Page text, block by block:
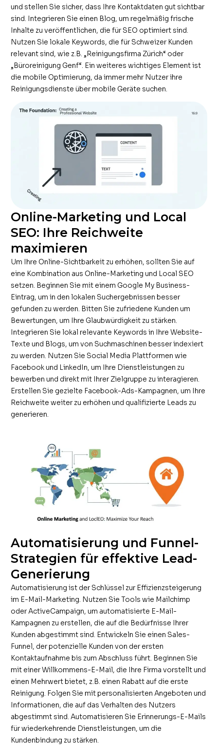
und stellen Sie sicher, dass Ihre Kontaktdaten gut sichtbar
sind. Integrieren Sie einen Blog, um regelmäßig frische
Inhalte zu veröffentlichen, die für SEO optimiert sind.
Nutzen Sie lokale Keywords, die für Schweizer Kunden
relevant sind, wie z.B. „Reinigungsfirma Zürich“ oder
„Büroreinigung Genf“. Ein weiteres wichtiges Element ist
die mobile Optimierung, da immer mehr Nutzer ihre
Reinigungsdienste über mobile Geräte suchen.
Online-Marketing und Local
SEO: Ihre Reichweite
maximieren
Um Ihre Online-Sichtbarkeit zu erhöhen, sollten Sie auf
eine Kombination aus Online-Marketing und Local SEO
setzen. Beginnen Sie mit einem Google My Business-
Eintrag, um in den lokalen Suchergebnissen besser
gefunden zu werden. Bitten Sie zufriedene Kunden um
Bewertungen, um Ihre Glaubwürdigkeit zu stärken.
Integrieren Sie lokal relevante Keywords in Ihre Website-
Texte und Blogs, um von Suchmaschinen besser indexiert
zu werden. Nutzen Sie Social Media Plattformen wie
Facebook und LinkedIn, um Ihre Dienstleistungen zu
bewerben und direkt mit Ihrer Zielgruppe zu interagieren.
Erstellen Sie gezielte Facebook-Ads-Kampagnen, um Ihre
Reichweite weiter zu erhöhen und qualifizierte Leads zu
generieren.
Automatisierung und Funnel-
Strategien für effektive Lead-
Generierung
Automatisierung ist der Schlüssel zur Effizienzsteigerung
im E-Mail-Marketing. Nutzen Sie Tools wie Mailchimp
oder ActiveCampaign, um automatisierte E-Mail-
Kampagnen zu erstellen, die auf die Bedürfnisse Ihrer
Kunden abgestimmt sind. Entwickeln Sie einen Sales-
Funnel, der potenzielle Kunden von der ersten
Kontaktaufnahme bis zum Abschluss führt. Beginnen Sie
mit einer Willkommens-E-Mail, die Ihre Firma vorstellt und
einen Mehrwert bietet, z.B. einen Rabatt auf die erste
Reinigung. Folgen Sie mit personalisierten Angeboten und
Informationen, die auf das Verhalten des Nutzers
abgestimmt sind. Automatisieren Sie Erinnerungs-E-Mails
für wiederkehrende Dienstleistungen, um die
Kundenbindung zu stärken.